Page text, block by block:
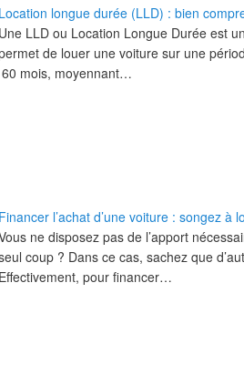
Location longue durée (LLD) : bien
Une LLD ou Location Longue Durée est
de louer une voiture sur une
60 mois, moyennant…
Financer l’achat d’une voiture : songez à
ne disposez pas de l’apport
coup ? Dans ce cas, sachez que
Effectivement, pour financer…